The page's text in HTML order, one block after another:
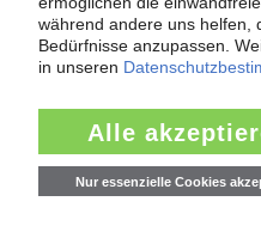
Als einer der Internet-
versorgt das
und Führungskräfte der